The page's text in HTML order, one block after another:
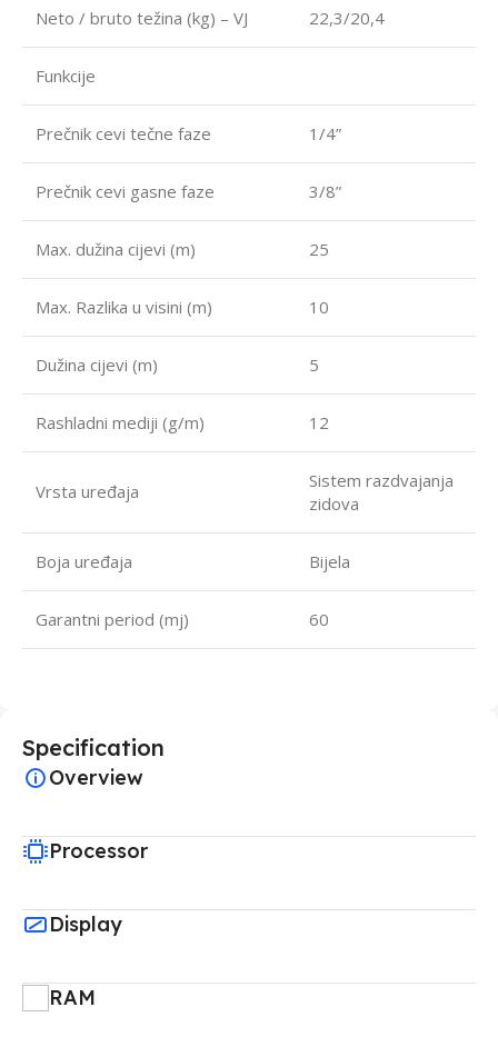
Neto / bruto težina (kg) – VJ 22,3/20,4
Funkcije
Prečnik cevi tečne faze 1/4”
Prečnik cevi gasne faze 3/8”
Max. dužina cijevi (m) 25
Max. Razlika u visini (m) 10
Dužina cijevi (m) 5
Rashladni mediji (g/m) 12
Vrsta uređaja
Sistem razdvajanja
zidova
Boja uređaja Bijela
Garantni period (mj) 60
Specification
Overview
Processor
Display
RAM